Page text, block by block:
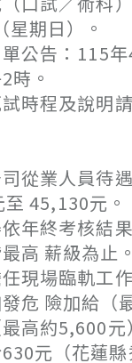
期日）。
告：115年
時。
程及說明請
業人員待遇
45,130元。
終考核結果
高 薪級為止。
場臨軌工作
危 險加給（
高約5,600元
元（花蓮